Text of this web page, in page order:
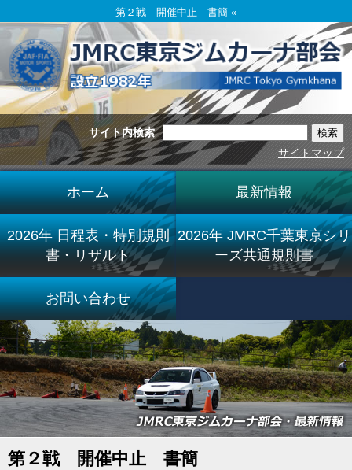
第２戦 開催中止 書簡 «
サイト内検索
サイトマップ
ホーム 最新情報
2026年 日程表・特別規則
書・リザルト
2026年 JMRC千葉東京シリ
ーズ共通規則書
お問い合わせ
第２戦 開催中止 書簡